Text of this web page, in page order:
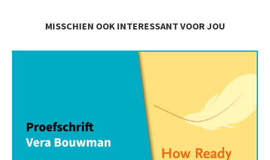
MISSCHIEN OOK INTERESSANT VOOR JOU